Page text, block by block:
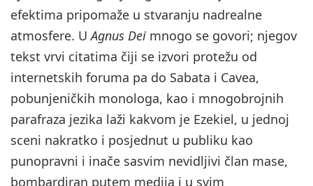
efektima pripomaže u stvaranju nadrealne
atmosfere. UAgnus Dei mnogo se govori; njegov
tekst vrvi citatima čiji se izvori protežu od
internetskih foruma pa do Sabata i Cavea,
pobunjeničkih monologa, kao i mnogobrojnih
parafraza jezika laži kakvom je Ezekiel, u jednoj
sceni nakratko i posjednut u publiku kao
punopravni i inače sasvim nevidljivi član mase,
bombardiran putem medija i u svim